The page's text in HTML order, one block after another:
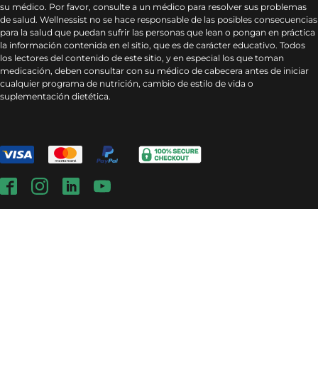
su médico. Por favor, consulte a un médico para resolver sus problemas
de salud. Wellnessist no se hace responsable de las posibles consecuencias
para la salud que puedan sufrir las personas que lean o pongan en práctica
la información contenida en el sitio, que es de carácter educativo. Todos
los lectores del contenido de este sitio, y en especial los que toman
medicación, deben consultar con su médico de cabecera antes de iniciar
cualquier programa de nutrición, cambio de estilo de vida o
suplementación dietética.